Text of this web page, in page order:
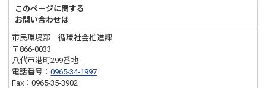
このページに関する
お問い合わせは
市民環境部 循環社会推進課
〒866-0033
八代市港町299番地
電話番号：0965-34-1997
Fax：0965-35-3902